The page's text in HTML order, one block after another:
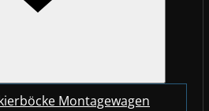
Montagewagen